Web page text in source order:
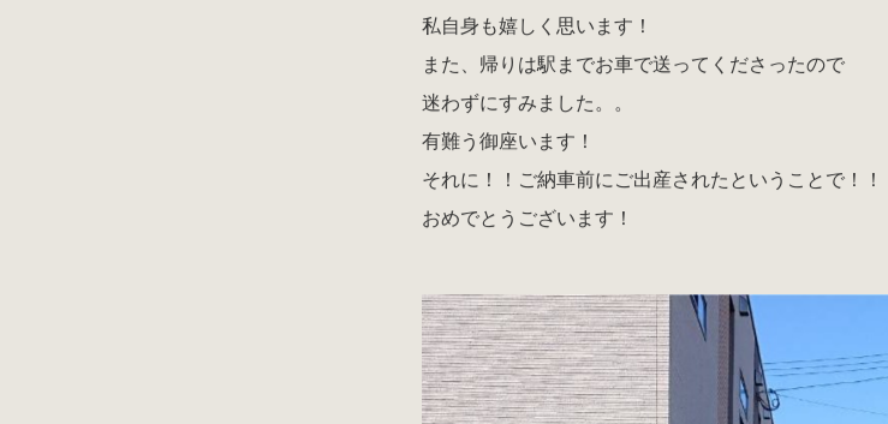
私自身も嬉しく思います！
また、帰りは駅までお車で送ってくださったので
迷わずにすみました。。
有難う御座います！
それに！！ご納車前にご出産されたということで！！
おめでとうございます！